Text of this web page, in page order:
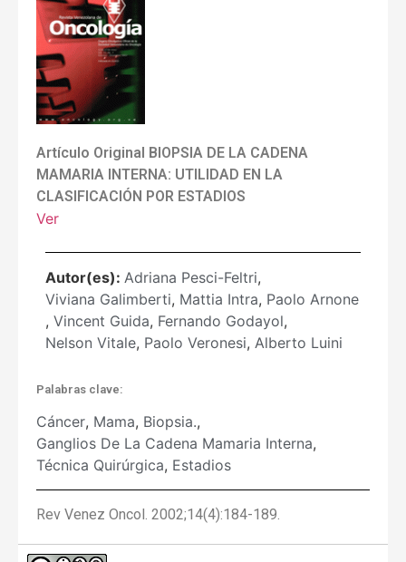
Artículo Original BIOPSIA DE LA CADENA
MAMARIA INTERNA: UTILIDAD EN LA
CLASIFICACIÓN POR ESTADIOS
Ver
Autor(es): Adriana Pesci-Feltri,
Viviana Galimberti, Mattia Intra, Paolo Arnone
, Vincent Guida, Fernando Godayol,
Nelson Vitale, Paolo Veronesi, Alberto Luini
Palabras clave:
Cáncer, Mama, Biopsia.,
Ganglios De La Cadena Mamaria Interna,
Técnica Quirúrgica, Estadios
Rev Venez Oncol. 2002;14(4):184-189.